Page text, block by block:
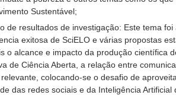
Sustentável;
de resultados de investigação: Este tema
exitosa de SciELO e várias propostas
o alcance e impacto da produção científica
de Ciência Aberta, a relação entre
colocando-se o desafio de
das redes sociais e da Inteligência